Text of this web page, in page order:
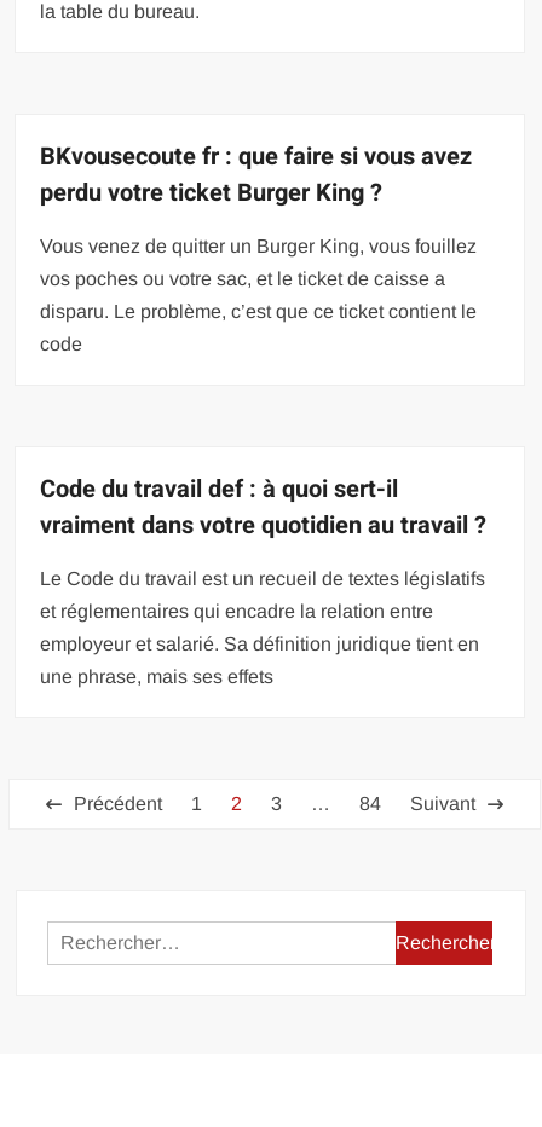
la table du bureau.
BKvousecoute fr : que faire si vous avez
perdu votre ticket Burger King ?
Vous venez de quitter un Burger King, vous fouillez
vos poches ou votre sac, et le ticket de caisse a
disparu. Le problème, c’est que ce ticket contient le
code
Code du travail def : à quoi sert-il
vraiment dans votre quotidien au travail ?
Le Code du travail est un recueil de textes législatifs
et réglementaires qui encadre la relation entre
employeur et salarié. Sa définition juridique tient en
une phrase, mais ses effets
Pagination
Précédent 1 2 3 … 84 Suivant
Rechercher :